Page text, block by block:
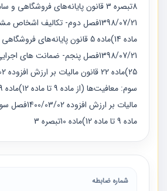
8تبصره 3 قانون پایانه‌های فروشگاهی و
ماده 14)ماده 5 قانون پایانه‌های
مالیات بر ارزش
ماده 9 تا ماده 12)ماده 10تبصره 3
شماره ضابطه